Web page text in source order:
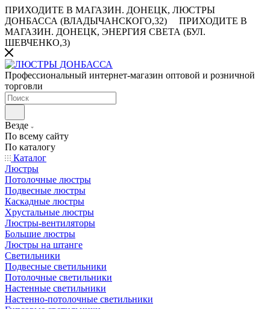
ПРИХОДИТЕ В МАГАЗИН. ДОНЕЦК, ЛЮСТРЫ
ДОНБАССА (ВЛАДЫЧАНСКОГО,32)
ПРИХОДИТЕ В
МАГАЗИН. ДОНЕЦК, ЭНЕРГИЯ СВЕТА (БУЛ.
ШЕВЧЕНКО,3)
Профессиональный интернет-магазин оптовой и розничной
торговли
Везде
По всему сайту
По каталогу
Каталог
Люстры
Потолочные люстры
Подвесные люстры
Каскадные люстры
Хрустальные люстры
Люстры-вентиляторы
Большие люстры
Люстры на штанге
Светильники
Подвесные светильники
Потолочные светильники
Настенные светильники
Настенно-потолочные светильники